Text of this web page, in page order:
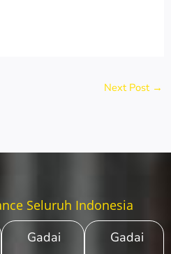
Next Post →
Seluruh Indonesia
Gadai
Gadai